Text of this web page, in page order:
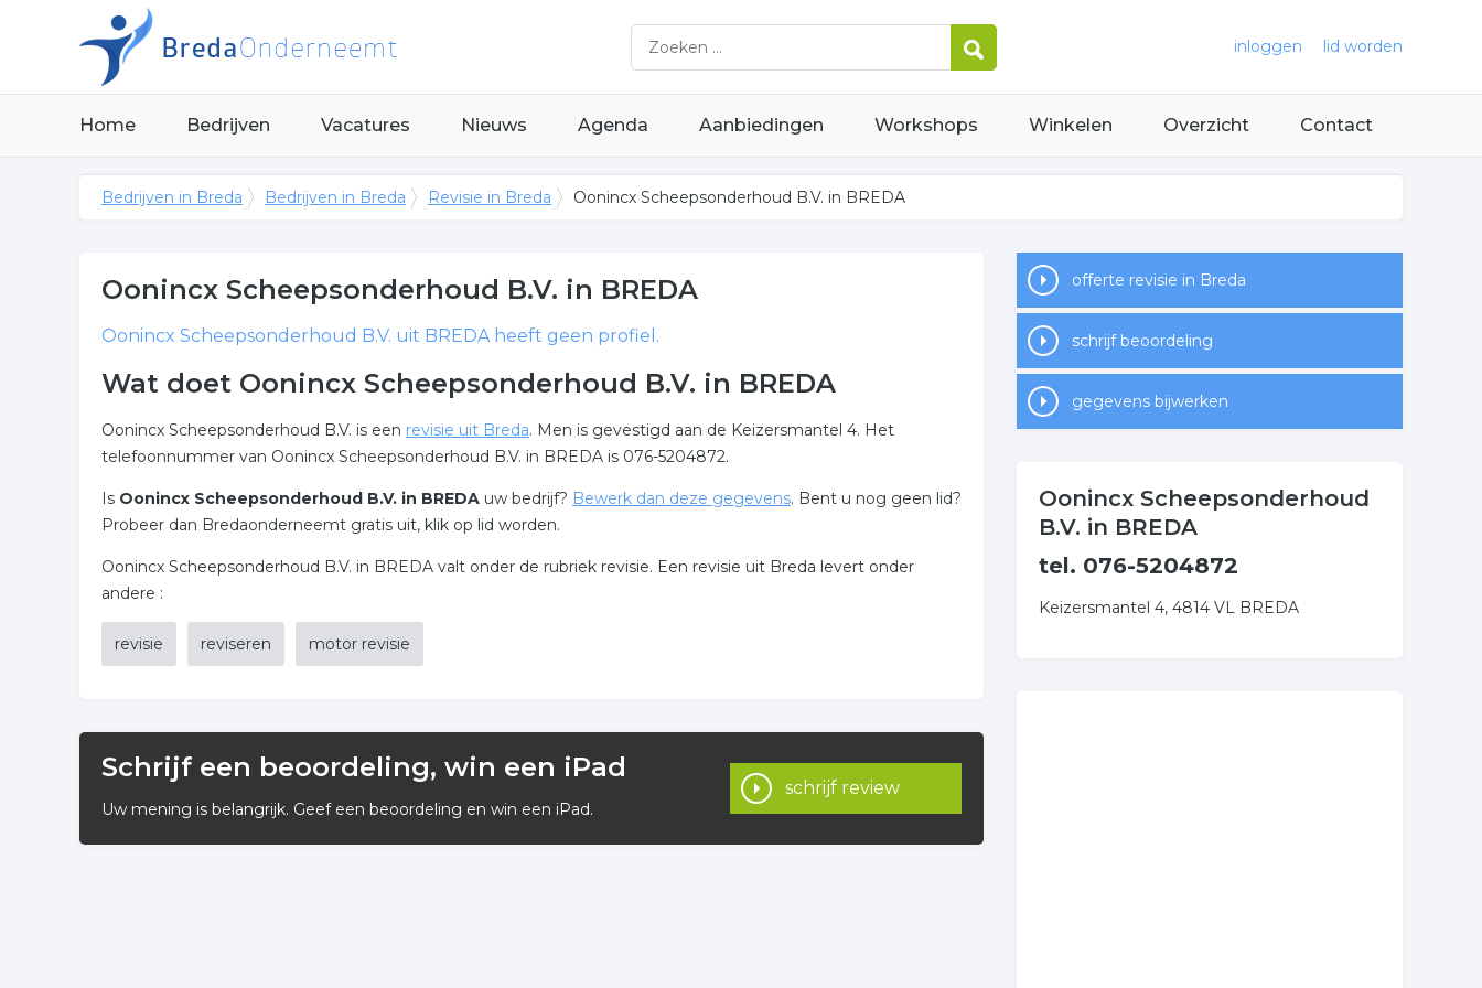
inloggen lid worden
Home Bedrijven Vacatures Nieuws Agenda Aanbiedingen Workshops Winkelen Overzicht Contact
Bedrijven in Breda Bedrijven in Breda Revisie in Breda Oonincx Scheepsonderhoud B.V. in BREDA
Oonincx Scheepsonderhoud B.V. in BREDA
Oonincx Scheepsonderhoud B.V. uit BREDA heeft geen profiel.
Wat doet Oonincx Scheepsonderhoud B.V. in BREDA
Oonincx Scheepsonderhoud B.V. is een revisie uit Breda. Men is gevestigd aan de Keizersmantel 4. Het
telefoonnummer van Oonincx Scheepsonderhoud B.V. in BREDA is 076-5204872.
Is Oonincx Scheepsonderhoud B.V. in BREDA uw bedrijf? Bewerk dan deze gegevens. Bent u nog geen lid?
Probeer dan Bredaonderneemt gratis uit, klik op lid worden.
Oonincx Scheepsonderhoud B.V. in BREDA valt onder de rubriek revisie. Een revisie uit Breda levert onder
andere :
revisie reviseren motor revisie
Schrijf een beoordeling, win een iPad
Uw mening is belangrijk. Geef een beoordeling en win een iPad.
schrijf review
offerte revisie in Breda
schrijf beoordeling
gegevens bijwerken
Oonincx Scheepsonderhoud
B.V. in BREDA
tel. 076-5204872
Keizersmantel 4, 4814 VL BREDA